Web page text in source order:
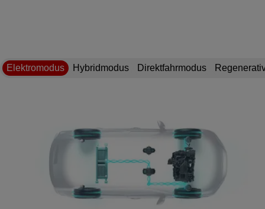
Elektromodus Hybridmodus Direktfahrmodus